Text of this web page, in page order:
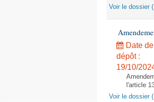
Voir le dossier
Date de
dépôt :
19/10/
l'article
Voir le dossier